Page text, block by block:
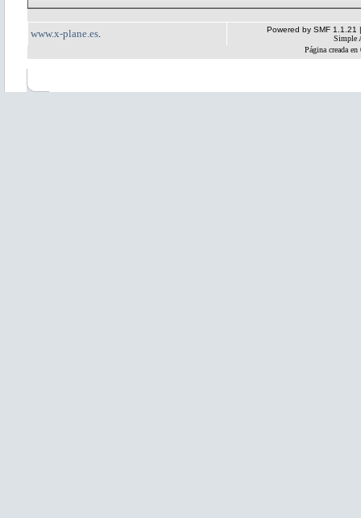
www.x-plane.es Powered by SMF 1.1.21
Simple
Página creada